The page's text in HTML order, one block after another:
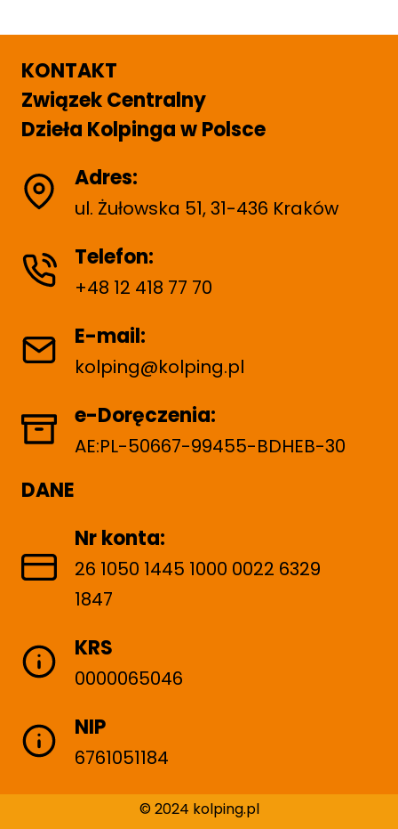
o
w
a
n
w
i
s
w
u
g
KONTAKT
Związek Centralny
Dzieła Kolpinga w Polsce
Adres:
ul. Żułowska 51, 31-436 Kraków
Telefon:
+48 12 418 77 70
E-mail:
kolping@kolping.pl
e-Doręczenia:
AE:PL-50667-99455-BDHEB-30
DANE
Nr konta:
26 1050 1445 1000 0022 6329
1847
KRS
0000065046
NIP
6761051184
© 2024 kolping.pl